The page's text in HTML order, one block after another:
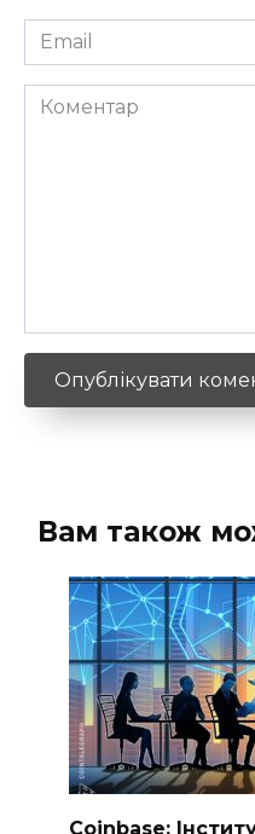
Email
*
Коментар
Вам також
Coinbase: